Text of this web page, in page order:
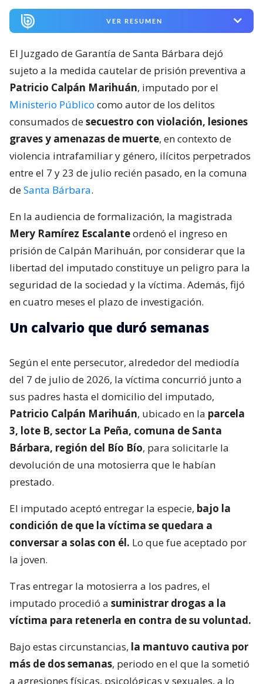
VER RESUMEN
El Juzgado de Garantía de Santa Bárbara dejó
sujeto a la medida cautelar de prisión preventiva a
Patricio Calpán Marihuán, imputado por el
Ministerio Público como autor de los delitos
consumados desecuestro con violación, lesiones
graves y amenazas de muerte, en contexto de
violencia intrafamiliar y género, ilícitos perpetrados
entre el 7 y 23 de julio recién pasado, en la comuna
deSanta Bárbara.
En la audiencia de formalización, la magistrada
Mery Ramírez Escalanteordenó el ingreso en
prisión de Calpán Marihuán, por considerar que la
libertad del imputado constituye un peligro para la
seguridad de la sociedad y la víctima. Además, fijó
en cuatro meses el plazo de investigación.
Un calvario que duró semanas
Según el ente persecutor, alrededor del mediodía
del 7 de julio de 2026, la víctima concurrió junto a
sus padres hasta el domicilio del imputado,
Patricio Calpán Marihuán, ubicado en la parcela
3, lote B, sector La Peña, comuna de Santa
Bárbara, región del Bío Bío, para solicitarle la
devolución de una motosierra que le habían
prestado.
El imputado aceptó entregar la especie, bajo la
condición de que la víctima se quedara a
conversar a solas con él. Lo que fue aceptado por
la joven.
Tras entregar la motosierra a los padres, el
imputado procedió a suministrar drogas a la
víctima para retenerla en contra de su voluntad.
Bajo estas circunstancias, la mantuvo cautiva por
más de dos semanas, periodo en el que la sometió
a agresiones físicas, psicológicas y sexuales, a lo